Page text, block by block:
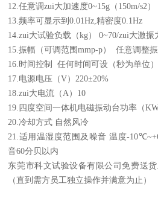
12.任意调zui大加速度0~15g （ 150m/s2 ）
13.频率可显示到0.01Hz,精密度0.1Hz
14.zui大试验负载（kg）0~70/zui大激振
15.振幅（可调范围mmp-p） 任意调整
16. 时间控制 任何时间可设（秒为单位）
17. 电源电压（V） 220±20%
18.zui大电流（ A ） 10
19. 四度空间一体机电磁振动台功率（
20.冷却方式 自然风冷
21. 适用温湿度范围及噪音 温度-
音60分贝以内
东莞市科文试验设备有限公司免费送
（直到需方员工独立操作并满意为止）